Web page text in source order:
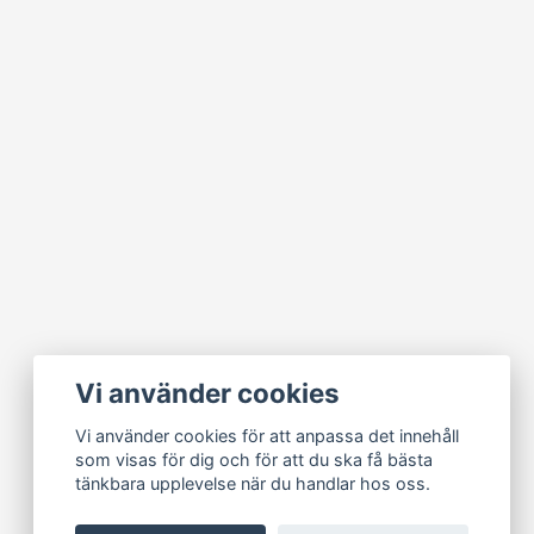
Vi använder cookies
Vi använder cookies för att anpassa det innehåll
som visas för dig och för att du ska få bästa
tänkbara upplevelse när du handlar hos oss.